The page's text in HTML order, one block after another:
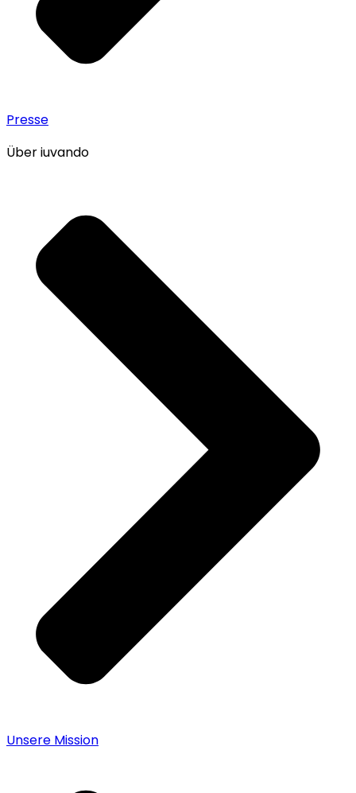
Presse
Über iuvando
Unsere Mission